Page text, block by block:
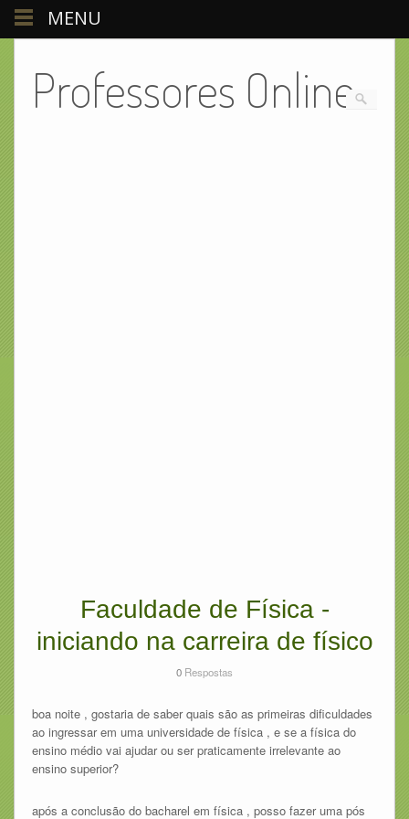
Professores Online
Faculdade de Física -
iniciando na carreira de físico
0 Respostas
boa noite , gostaria de saber quais são as primeiras dificuldades
ao ingressar em uma universidade de física , e se a física do
ensino médio vai ajudar ou ser praticamente irrelevante ao
ensino superior?
após a conclusão do bacharel em física , posso fazer uma pós
MENU